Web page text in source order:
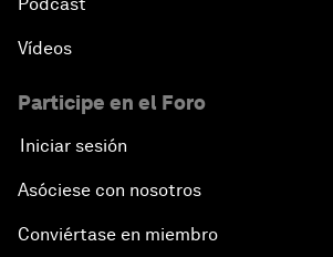
Vídeos
Participe en el Foro
Iniciar sesión
Asóciese con nosotros
Conviértase en miembro